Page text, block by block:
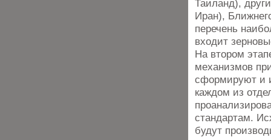
Таиланд),
Иран),
перечень
входит
На втором
механизмов
сформируют и
каждом из
стандартам.
будут